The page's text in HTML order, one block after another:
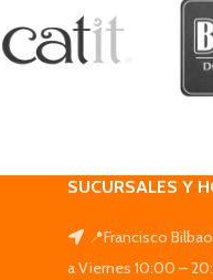
SUCURSALES Y
📍Francisco
a Viernes 10:00 –